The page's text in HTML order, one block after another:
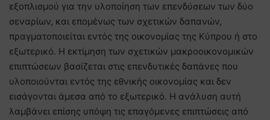
εξοπλισμού για την υλοποίηση των επενδύσεων των δύο
σεναρίων, και επομένως των σχετικών δαπανών,
πραγματοποιείται εντός της οικονομίας της Κύπρου ή στο
εξωτερικό. Η εκτίμηση των σχετικών μακροοικονομικών
επιπτώσεων βασίζεται στις επενδυτικές δαπάνες που
υλοποιούνται εντός της εθνικής οικονομίας και δεν
εισάγονται άμεσα από το εξωτερικό. Η ανάλυση αυτή
λαμβάνει επίσης υπόψη τις επαγόμενες επιπτώσεις από